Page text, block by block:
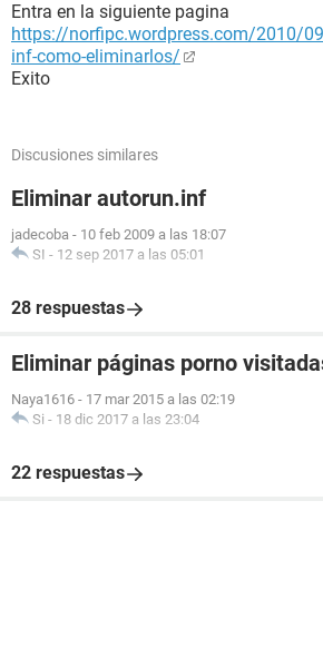
Entra en la siguiente pagina
https://norfipc.wordpress.com/2010/
inf-como-eliminarlos/
Exito
Discusiones similares
Eliminar autorun.inf
jadecoba - 10 feb 2009 a las 18:07
SI - 12 sep 2017 a las 05:01
28 respuestas
Eliminar páginas porno
Naya1616 - 17 mar 2015 a las 02:19
Si - 18 dic 2017 a las 23:04
22 respuestas